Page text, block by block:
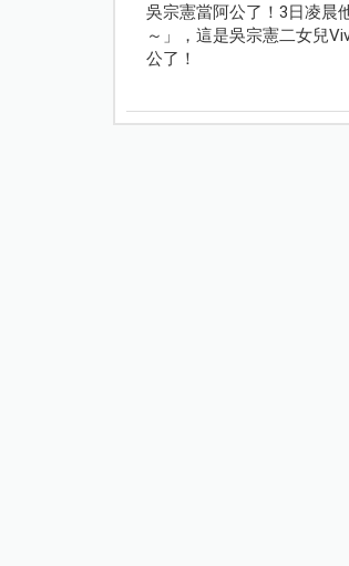
吳宗憲當阿公了！3日凌晨
～」，這是吳宗憲二女兒
公了！